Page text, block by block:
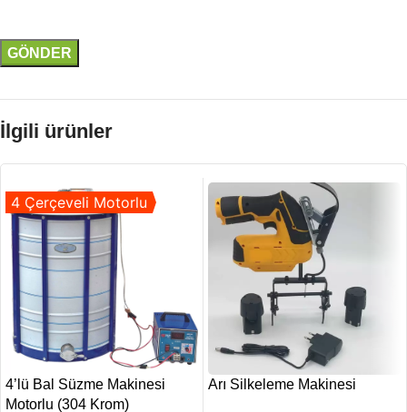
İlgili ürünler
4 Çerçeveli Motorlu
4’lü Bal Süzme Makinesi
Motorlu (304 Krom)
Arı Silkeleme Makinesi